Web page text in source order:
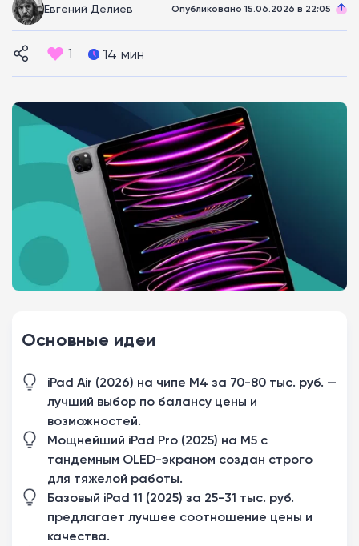
Евгений Делиев Опубликовано 15.06.2026 в 22:05
1 14 мин
Основные идеи
iPad Air (2026) на чипе M4 за 70-80 тыс. руб. —
лучший выбор по балансу цены и
возможностей.
Мощнейший iPad Pro (2025) на M5 с
тандемным OLED-экраном создан строго
для тяжелой работы.
Базовый iPad 11 (2025) за 25-31 тыс. руб.
предлагает лучшее соотношение цены и
качества.